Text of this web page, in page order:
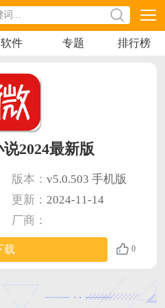
软件 专题 排行榜
2024最新版
版本： v5.0.503 手机版
更新： 2024-11-14
厂商：
载 0